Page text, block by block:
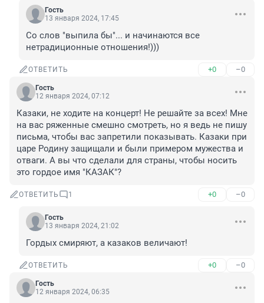
Гость
13 января 2024, 17:45
Со слов "выпила бы"... и начинаются все
нетрадиционные отношения!)))
ОТВЕТИТЬ +0 –0
Гость
12 января 2024, 07:12
Казаки, не ходите на концерт! Не решайте за всех! Мне
на вас ряженные смешно смотреть, но я ведь не пишу
письма, чтобы вас запретили показывать. Казаки при
царе Родину защищали и были примером мужества и
отваги. А вы что сделали для страны, чтобы носить
это гордое имя "КАЗАК"?
ОТВЕТИТЬ 1 +0 –0
Гость
13 января 2024, 21:02
Гордых смиряют, а казаков величают!
ОТВЕТИТЬ +0 –0
Гость
12 января 2024, 06:35